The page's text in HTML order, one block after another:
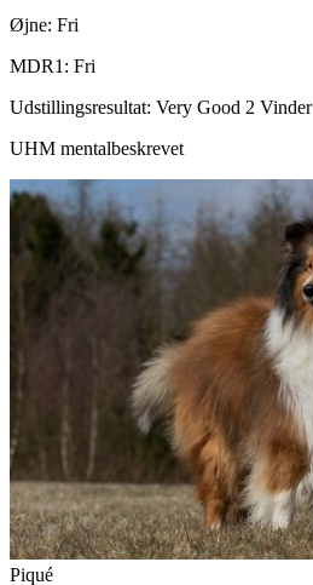
Øjne: Fri
MDR1: Fri
Udstillingsresultat: Very Good 2 Vinder
UHM mentalbeskrevet
Piqué